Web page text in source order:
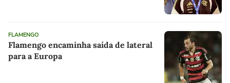
FLAMENGO
Flamengo encaminha saída de lateral
para a Europa